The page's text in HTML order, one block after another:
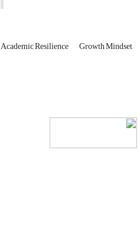
Academic Resilience Growth Mindset